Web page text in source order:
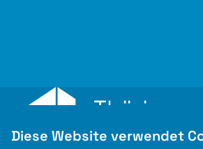
Diese Website verwendet